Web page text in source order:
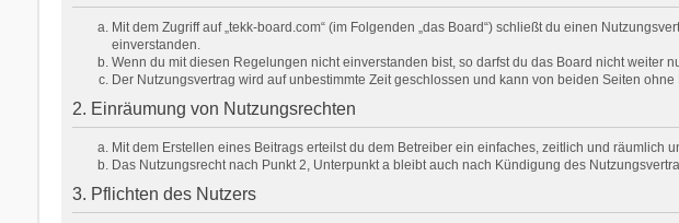
Mit dem Zugriff auf „tekk-board.com“ (im Folgenden „das Board“) schließt du einen
einverstanden.
Wenn du mit diesen Regelungen nicht einverstanden bist, so darfst du das Board nicht
Der Nutzungsvertrag wird auf unbestimmte Zeit geschlossen und kann von beiden Seiten
2. Einräumung von Nutzungsrechten
Mit dem Erstellen eines Beitrags erteilst du dem Betreiber ein einfaches, zeitlich und
Das Nutzungsrecht nach Punkt 2, Unterpunkt a bleibt auch nach Kündigung des
3. Pflichten des Nutzers